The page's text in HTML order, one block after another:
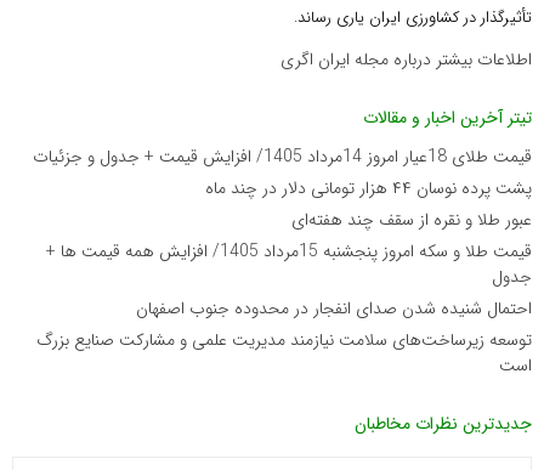
تأثیرگذار در کشاورزی ایران یاری رساند.
اطلاعات بیشتر درباره مجله ایران اگری
تیتر آخرین اخبار و مقالات
قیمت طلای 18عیار امروز 14مرداد 1405/ افزایش قیمت + جدول و جزئیات
پشت پرده نوسان ۴۴ هزار تومانی دلار در چند ماه
عبور طلا و نقره از سقف چند هفته‌ای
قیمت طلا و سکه امروز پنجشنبه 15مرداد 1405/ افزایش همه قیمت ها +
جدول
احتمال شنیده شدن صدای انفجار در محدوده جنوب اصفهان
توسعه زیرساخت‌های سلامت نیازمند مدیریت علمی و مشارکت صنایع بزرگ
است
جدیدترین نظرات مخاطبان